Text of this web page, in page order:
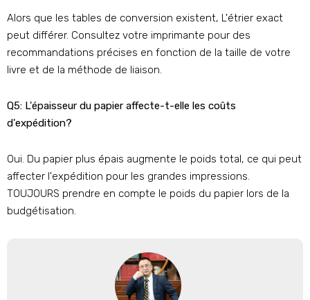
Alors que les tables de conversion existent, L'étrier exact
peut différer. Consultez votre imprimante pour des
recommandations précises en fonction de la taille de votre
livre et de la méthode de liaison.
Q5: L'épaisseur du papier affecte-t-elle les coûts
d'expédition?
Oui. Du papier plus épais augmente le poids total, ce qui peut
affecter l'expédition pour les grandes impressions.
TOUJOURS prendre en compte le poids du papier lors de la
budgétisation.